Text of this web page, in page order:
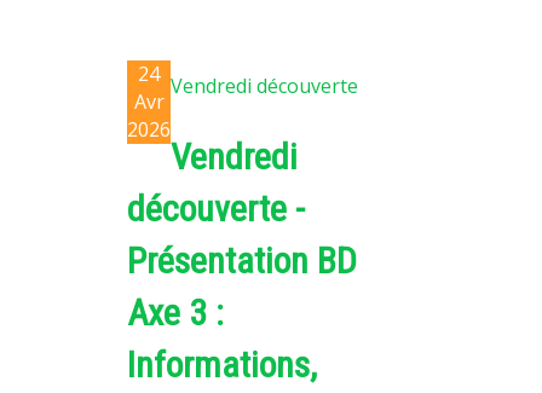
24
Avr
2026
Vendredi découverte
Vendredi
découverte -
Présentation BD
Axe 3 :
Informations,